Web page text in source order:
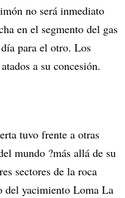
no será inmediato
en el segmento del gas
para el otro. Los
a su concesión.
tuvo frente a otras
mundo ?más allá de su
sectores de la roca
del yacimiento Loma La